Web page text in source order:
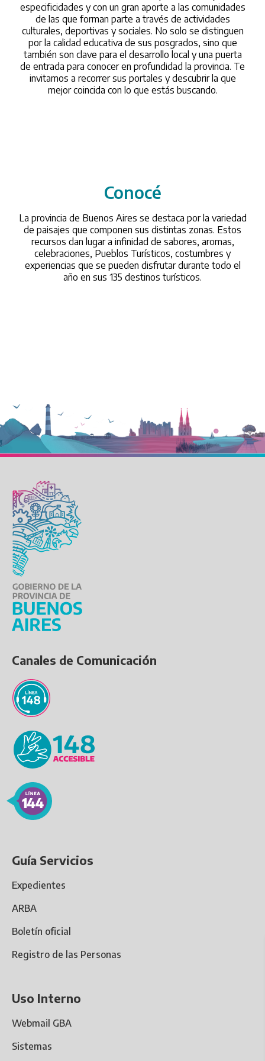
investigar el sonido y sus vinculaciones.
Duración: 3 cuatrimestres.
especificidades y con un gran aporte a las comunidades
de las que forman parte a través de actividades
culturales, deportivas y sociales. No solo se distinguen
por la calidad educativa de sus posgrados, sino que
también son clave para el desarrollo local y una puerta
de entrada para conocer en profundidad la provincia. Te
invitamos a recorrer sus portales y descubrir la que
mejor coincida con lo que estás buscando.
Conocé
/conoce
La provincia de Buenos Aires se destaca por la variedad
de paisajes que componen sus distintas zonas. Estos
recursos dan lugar a infinidad de sabores, aromas,
celebraciones, Pueblos Turísticos, costumbres y
experiencias que se pueden disfrutar durante todo el
año en sus 135 destinos turísticos.
Canales de Comunicación
Guía Servicios
Expedientes
ARBA
Boletín oficial
Registro de las Personas
Uso Interno
Webmail GBA
Sistemas